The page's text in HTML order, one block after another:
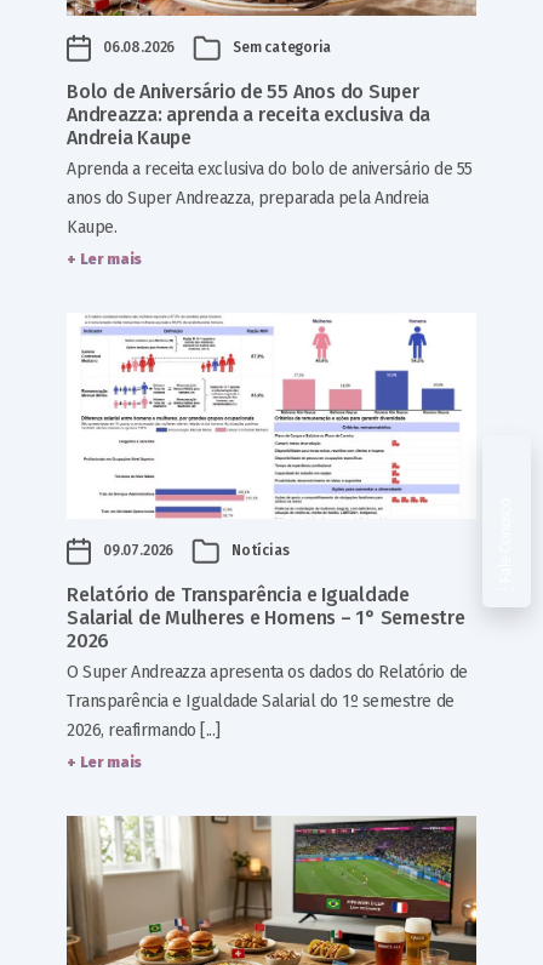
06.08.2026 Sem categoria
Bolo de Aniversário de 55 Anos do Super
Andreazza: aprenda a receita exclusiva da
Andreia Kaupe
Aprenda a receita exclusiva do bolo de aniversário de 55
anos do Super Andreazza, preparada pela Andreia
Kaupe.
+ Ler mais
09.07.2026 Notícias
Relatório de Transparência e Igualdade
Salarial de Mulheres e Homens – 1° Semestre
2026
O Super Andreazza apresenta os dados do Relatório de
Transparência e Igualdade Salarial do 1º semestre de
2026, reafirmando [...]
+ Ler mais